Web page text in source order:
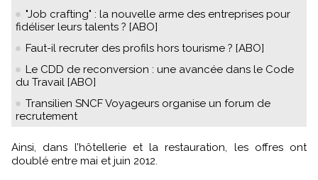
"Job crafting" : la nouvelle arme des entreprises pour
fidéliser leurs talents ? [ABO]
Faut-il recruter des profils hors tourisme ? [ABO]
Le CDD de reconversion : une avancée dans le Code
du Travail [ABO]
Transilien SNCF Voyageurs organise un forum de
recrutement
Ainsi, dans l’hôtellerie et la restauration, les offres ont
doublé entre mai et juin 2012.